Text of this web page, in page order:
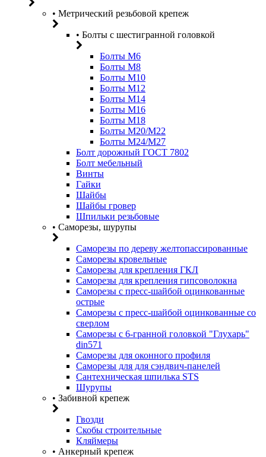
• Метрический резьбовой крепеж
• Болты с шестигранной головкой
Болты М6
Болты М8
Болты М10
Болты М12
Болты М14
Болты М16
Болты М18
Болты М20/M22
Болты М24/М27
Болт дорожный ГОСТ 7802
Болт мебельный
Винты
Гайки
Шайбы
Шайбы гровер
Шпильки резьбовые
• Саморезы, шурупы
Саморезы по дереву желтопассированные
Саморезы кровельные
Саморезы для крепления ГКЛ
Саморезы для крепления гипсоволокна
Саморезы с пресс-шайбой оцинкованные
острые
Саморезы с пресс-шайбой оцинкованные со
сверлом
Саморезы с 6-гранной головкой "Глухарь"
din571
Саморезы для оконного профиля
Саморезы для для сэндвич-панелей
Сантехническая шпилька STS
Шурупы
• Забивной крепеж
Гвозди
Скобы строительные
Кляймеры
• Анкерный крепеж